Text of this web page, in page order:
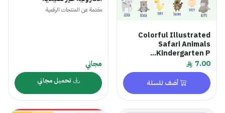
Colorful Illustrated
Safari Animals
Kindergarten P...
7.00
أضف للسلة
مقدمة عن المنتجات الرقمية
مجاني
تحميل مجاني